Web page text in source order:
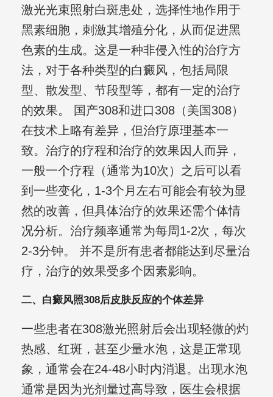
激光光束照射白斑患处，选择性地作用于
黑素细胞，刺激其增殖分化，从而促进黑
色素的生成。这是一种非侵入性的治疗方
法，对于各种类型的白癜风，包括局限
型、散发型、节段型等，都有一定的治疗
的效果。 国产308和进口308（美国308）
在技术上略有差异，但治疗原理基本一
致。治疗的疗程和治疗的效果因人而异，
一般一个疗程（通常为10次）之后可以看
到一些变化，1-3个月左右可能会有较为显
然的改善，但具体治疗的效果还需个体情
况分析。治疗频率通常为每周1-2次，每次
2-3分钟。 并不是所有患者都能达到尽量治
疗，治疗的效果受多个因素影响。
二、白癜风照308后皮肤反应的个体差异
一些患者在308激光照射后会出现轻微的灼
热感、红斑，甚至少量水泡，这是正常现
象，通常会在24-48小时内消退。出现水泡
通常是因为光剂量过高导致，医生会根据